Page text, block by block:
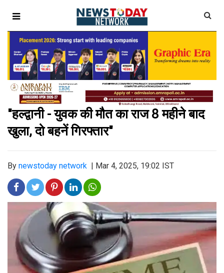
"हल्द्वानी - युवक की मौत का राज 8 महीने बाद
खुला, दो बहनें गिरफ्तार"
By newstoday network Mar 4, 2025, 19:02 IST